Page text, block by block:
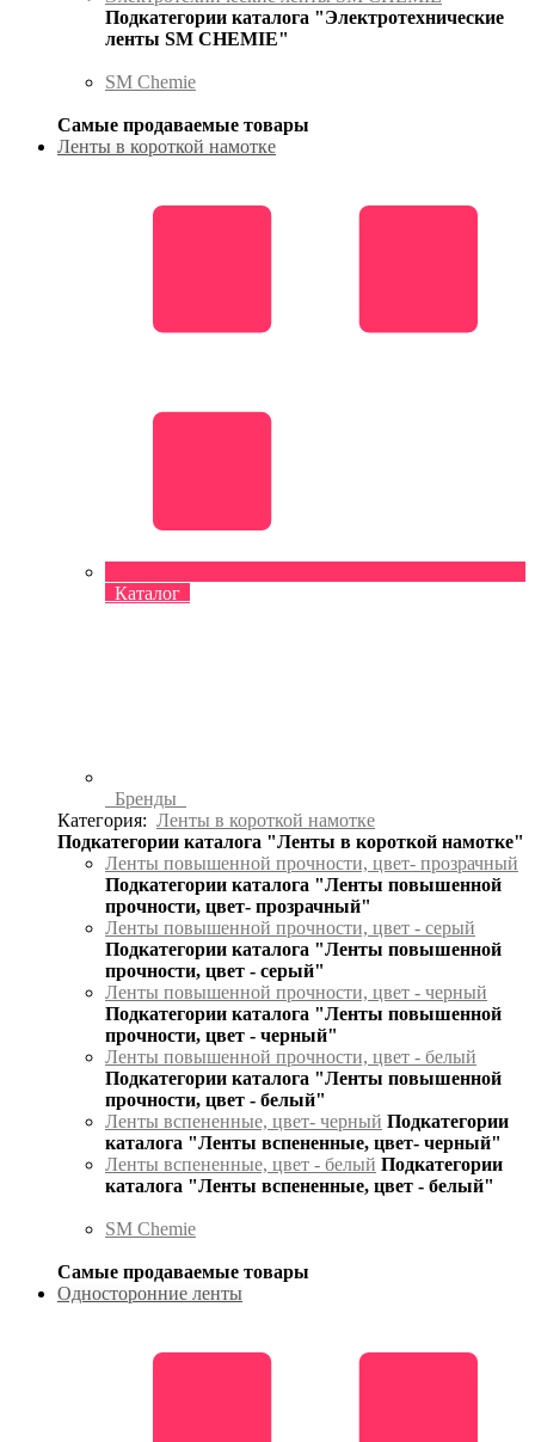
Подкатегории каталога "Электротехнические
ленты SM CHEMIE"
SM Chemie
Самые продаваемые товары
Ленты в короткой намотке
Каталог
Бренды
Категория: Ленты в короткой намотке
Подкатегории каталога "Ленты в короткой намотке"
Ленты повышенной прочности, цвет- прозрачный
Подкатегории каталога "Ленты повышенной
прочности, цвет- прозрачный"
Ленты повышенной прочности, цвет - серый
Подкатегории каталога "Ленты повышенной
прочности, цвет - серый"
Ленты повышенной прочности, цвет - черный
Подкатегории каталога "Ленты повышенной
прочности, цвет - черный"
Ленты повышенной прочности, цвет - белый
Подкатегории каталога "Ленты повышенной
прочности, цвет - белый"
Ленты вспененные, цвет- черный Подкатегории
каталога "Ленты вспененные, цвет- черный"
Ленты вспененные, цвет - белый Подкатегории
каталога "Ленты вспененные, цвет - белый"
SM Chemie
Самые продаваемые товары
Односторонние ленты